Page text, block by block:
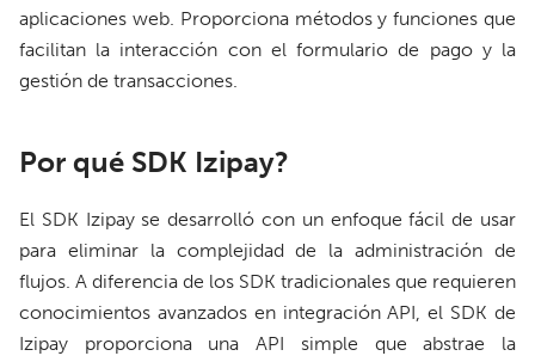
aplicaciones web. Proporciona métodos y funciones que
facilitan la interacción con el formulario de pago y la
gestión de transacciones.
Por qué SDK Izipay?
El SDK Izipay se desarrolló con un enfoque fácil de usar
para eliminar la complejidad de la administración de
flujos. A diferencia de los SDK tradicionales que requieren
conocimientos avanzados en integración API, el SDK de
Izipay proporciona una API simple que abstrae la